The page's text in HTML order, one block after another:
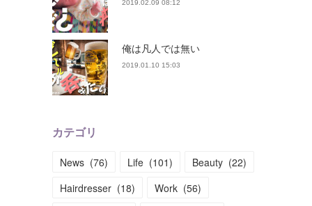
2019.02.09 08:12
俺は凡人では無い
2019.01.10 15:03
カテゴリ
News (76) Life (101) Beauty (22)
Hairdresser (18) Work (56)